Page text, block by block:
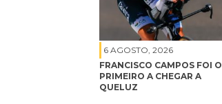
6 AGOSTO, 2026
FRANCISCO CAMPOS FOI O
PRIMEIRO A CHEGAR A
QUELUZ